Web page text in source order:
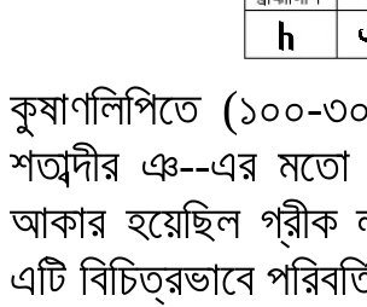
কুষাণলিপিতে (১০০-
শতাব্দীর ঞ--এর মতো
আকার হয়েছিল গ্রীক
এটি বিচিত্রভাবে